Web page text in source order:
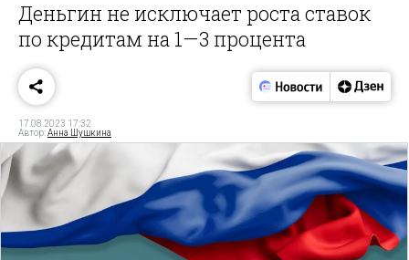
Деньгин не исключает роста ставок
по кредитам на 1—3 процента
17.08.2023 17:32
Автор:Анна Шушкина